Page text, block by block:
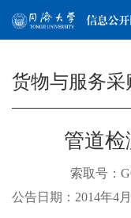
货物与服务采
管道
索取号：
公告日期：2014年4